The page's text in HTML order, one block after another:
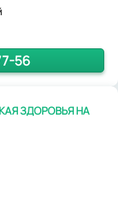
56
ЗДОРОВЬЯ НА